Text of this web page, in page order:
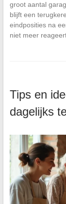
groot aantal
blijft een
eindposities na
niet meer
Tips en
dagelijks